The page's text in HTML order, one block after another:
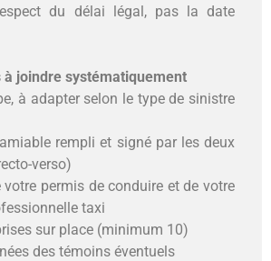
du délai légal, pas la date
à joindre systématiquement
à adapter selon le type de sinistre
rempli et signé par les deux
verso)
votre permis de conduire et de votre
taxi
sur place (minimum 10)
des témoins éventuels